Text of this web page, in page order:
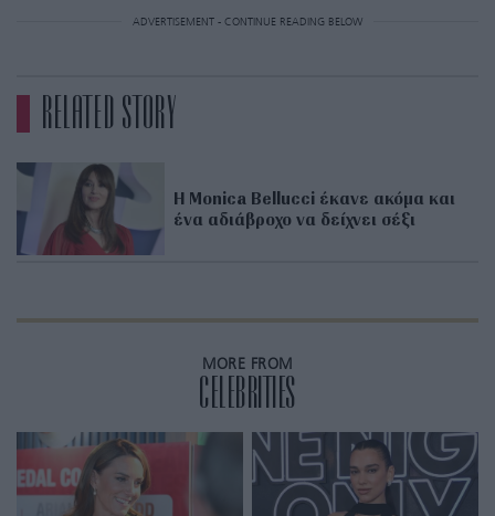
ADVERTISEMENT - CONTINUE READING BELOW
RELATED STORY
Η Monica Bellucci έκανε ακόμα και
ένα αδιάβροχο να δείχνει σέξι
MORE FROM
CELEBRITIES